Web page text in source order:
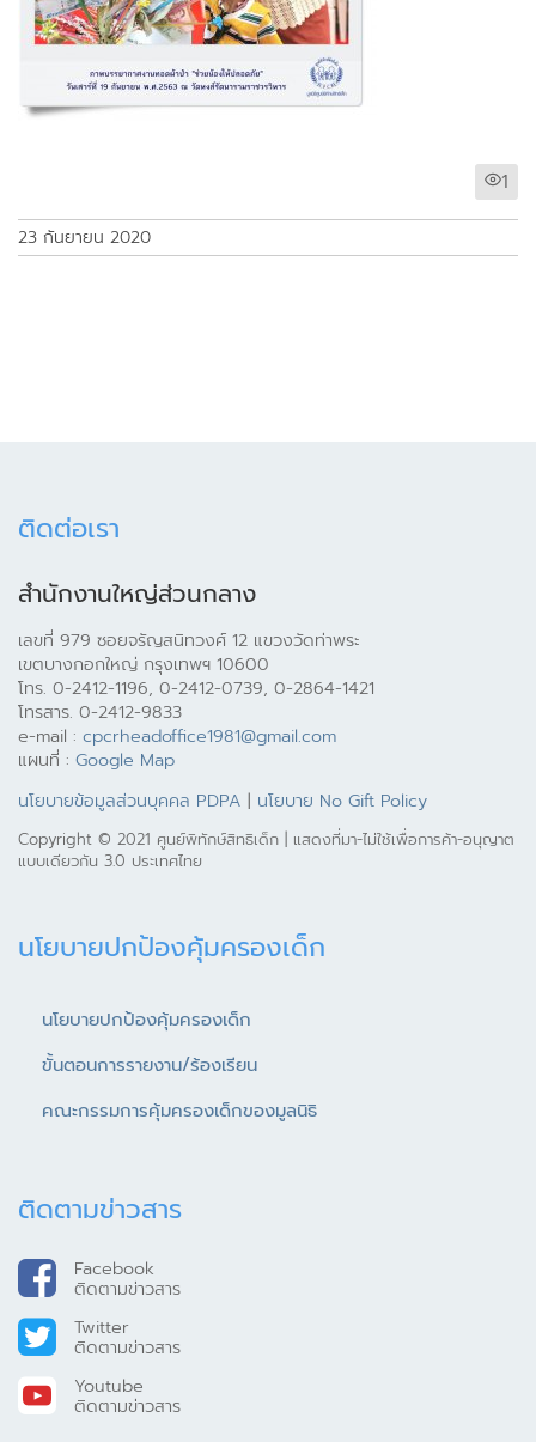
1
23 กันยายน 2020
ติดต่อเรา
สำนักงานใหญ่ส่วนกลาง
เลขที่ 979 ซอยจรัญสนิทวงศ์ 12 แขวงวัดท่าพระ
เขตบางกอกใหญ่ กรุงเทพฯ 10600
โทร. 0-2412-1196, 0-2412-0739, 0-2864-1421
โทรสาร. 0-2412-9833
e-mail : cpcrheadoffice1981@gmail.com
แผนที่ : Google Map
นโยบายข้อมูลส่วนบุคคล PDPA | นโยบาย No Gift Policy
Copyright © 2021 ศูนย์พิทักษ์สิทธิเด็ก | แสดงที่มา-ไม่ใช้เพื่อการค้า-อนุญาต
แบบเดียวกัน 3.0 ประเทศไทย
นโยบายปกป้องคุ้มครองเด็ก
นโยบายปกป้องคุ้มครองเด็ก
ขั้นตอนการรายงาน/ร้องเรียน
คณะกรรมการคุ้มครองเด็กของมูลนิธิ
ติดตามข่าวสาร
Facebook
ติดตามข่าวสาร
Twitter
ติดตามข่าวสาร
Youtube
ติดตามข่าวสาร